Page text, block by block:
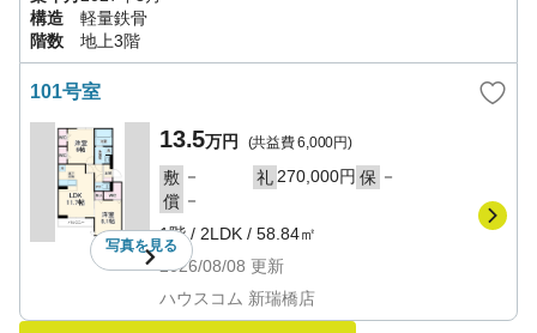
構造
軽量鉄骨
階数
地上3階
101号室
写真を見る
13.5万円 (共益費6,000円)
敷 － 礼 270,000円 保 －
償 －
1階/ 2LDK / 58.84㎡
2026/08/08 更新
ハウスコム 新瑞橋店